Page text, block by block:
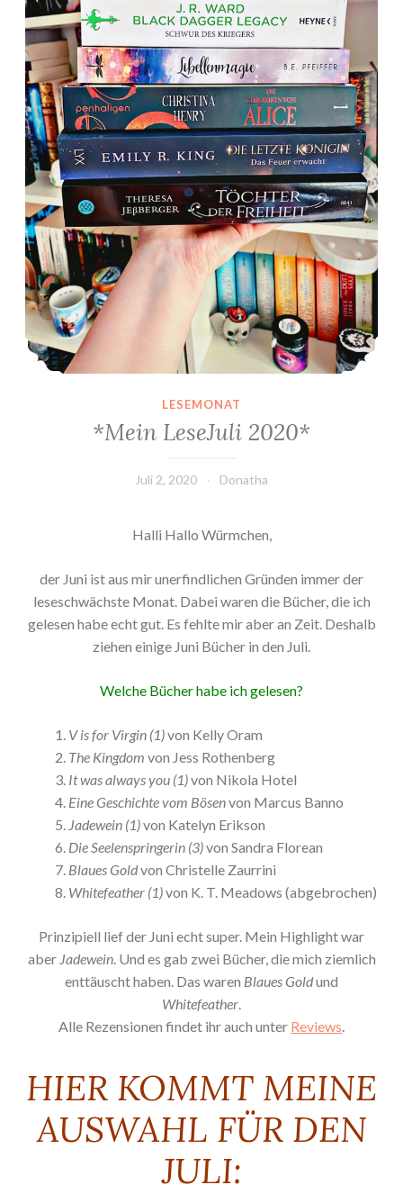
LESEMONAT
*Mein LeseJuli 2020*
Juli 2, 2020 Donatha
Halli Hallo Würmchen,
der Juni ist aus mir unerfindlichen Gründen immer der
leseschwächste Monat. Dabei waren die Bücher, die ich
gelesen habe echt gut. Es fehlte mir aber an Zeit. Deshalb
ziehen einige Juni Bücher in den Juli.
Welche Bücher habe ich gelesen?
V is for Virgin (1)von Kelly Oram
The Kingdom von Jess Rothenberg
It was always you (1)von Nikola Hotel
Eine Geschichte vom Bösenvon Marcus Banno
Jadewein (1)von Katelyn Erikson
Die Seelenspringerin (3)von Sandra Florean
Blaues Goldvon Christelle Zaurrini
Whitefeather (1)von K. T. Meadows (abgebrochen)
Prinzipiell lief der Juni echt super. Mein Highlight war
aber Jadewein. Und es gab zwei Bücher, die mich ziemlich
enttäuscht haben. Das waren Blaues Goldund
Whitefeather.
Alle Rezensionen findet ihr auch unter Reviews.
HIER KOMMT MEINE
AUSWAHL FÜR DEN
JULI: